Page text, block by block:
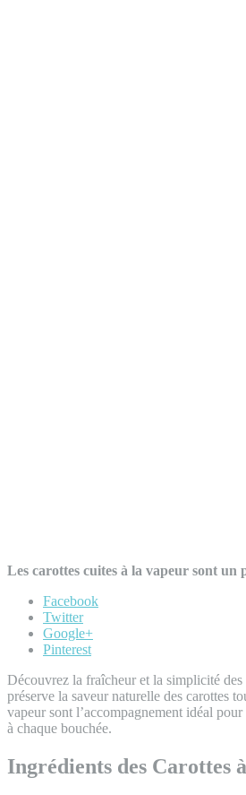
Les carottes cuites à la vapeur sont
Facebook
Twitter
Google+
Pinterest
Découvrez la fraîcheur et la simplicité
préserve la saveur naturelle des carottes
vapeur sont l’accompagnement idéal
à chaque bouchée.
Ingrédients des Carottes